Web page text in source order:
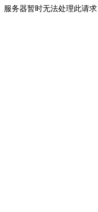
服务器暂时无法处理此请求